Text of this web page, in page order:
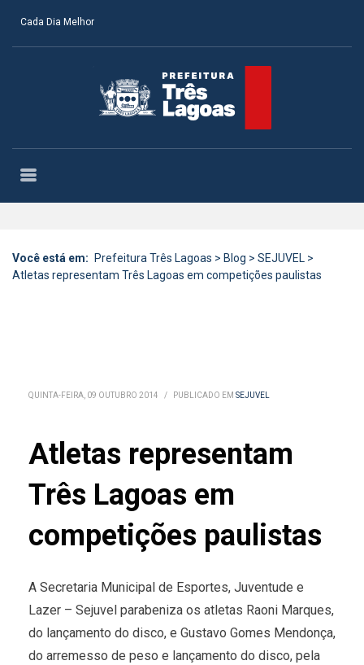
Cada Dia Melhor
Você está em: Prefeitura Três Lagoas > Blog > SEJUVEL >
Atletas representam Três Lagoas em competições paulistas
QUINTA-FEIRA, 09 OUTUBRO 2014 / PUBLICADO EM SEJUVEL
Atletas representam
Três Lagoas em
competições paulistas
A Secretaria Municipal de Esportes, Juventude e
Lazer – Sejuvel parabeniza os atletas Raoni Marques,
do lançamento do disco, e Gustavo Gomes Mendonça,
do arremesso de peso e lançamento do disco, pela